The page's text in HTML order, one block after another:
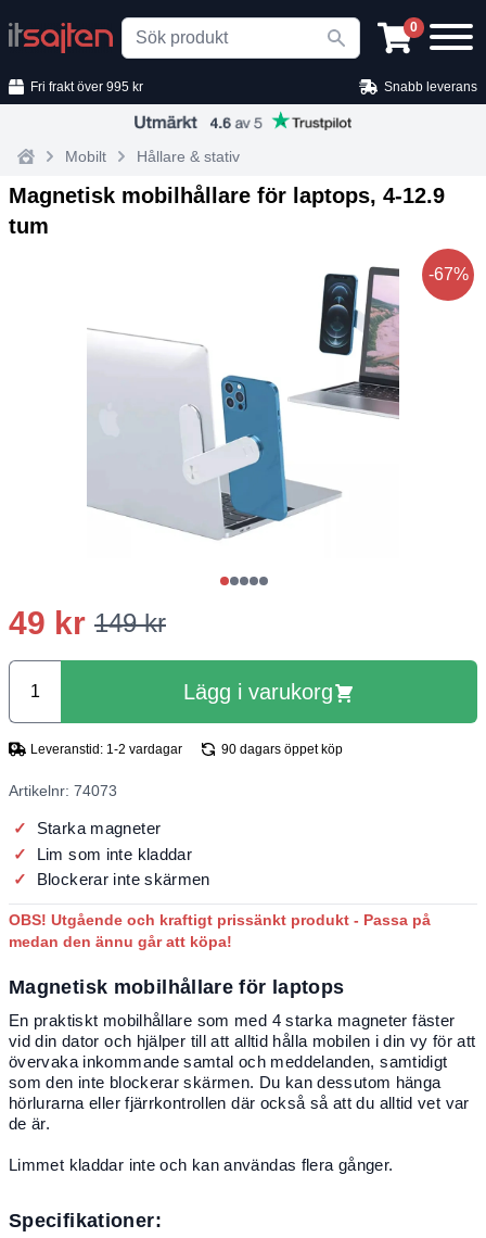
Search 0
Fri frakt över 995 kr Snabb leverans
Mobilt Hållare & stativ
Magnetisk mobilhållare för laptops, 4‑12.9
tum
-67%
49 kr 149 kr
Lägg i varukorg
Leveranstid: 1-2 vardagar 90 dagars öppet köp
Artikelnr: 74073
Starka magneter
Lim som inte kladdar
Blockerar inte skärmen
OBS! Utgående och kraftigt prissänkt produkt - Passa på
medan den ännu går att köpa!
Magnetisk mobilhållare för laptops
En praktiskt mobilhållare som med 4 starka magneter fäster
vid din dator och hjälper till att alltid hålla mobilen i din vy för att
övervaka inkommande samtal och meddelanden, samtidigt
som den inte blockerar skärmen. Du kan dessutom hänga
hörlurarna eller fjärrkontrollen där också så att du alltid vet var
de är.
Limmet kladdar inte och kan användas flera gånger.
Specifikationer: